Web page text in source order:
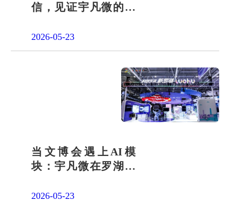
信，见证宇凡微的社
2026-05-23
当文博会遇上AI模
块：宇凡微在罗湖展
答卷
2026-05-23